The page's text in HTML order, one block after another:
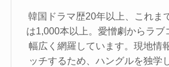
韓国ドラマ歴20年以上、これま
は1,000本以上。愛憎劇からラブ
幅広く網羅しています。現地情
ッチするため、ハングルを独学